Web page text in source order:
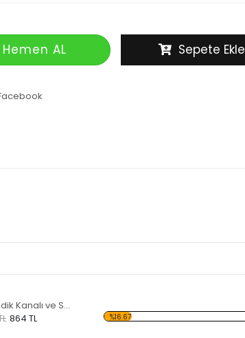
Hemen AL Sepete Ekle
Venedik Kanalı ve Sandal Forex Tablo
864 TL %16.67